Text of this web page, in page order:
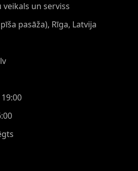
un serviss
pasāža), Rīga, Latvija